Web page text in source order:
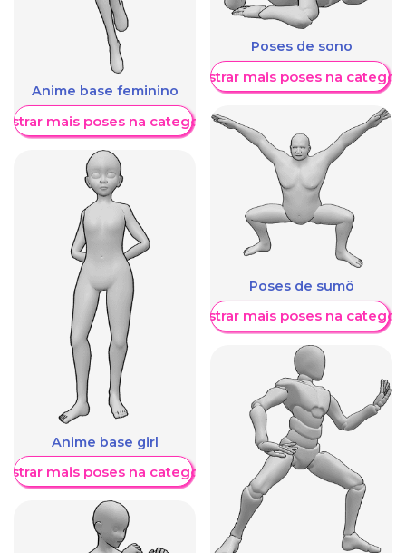
Anime base feminino
mais poses na categoria
Anime base girl
mais poses na categoria
Poses de sono
Mostrar mais poses na
Poses de sumô
Mostrar mais poses na